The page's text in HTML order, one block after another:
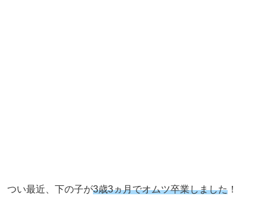
つい最近、下の子が3歳3ヵ月でオムツ卒業しました ！